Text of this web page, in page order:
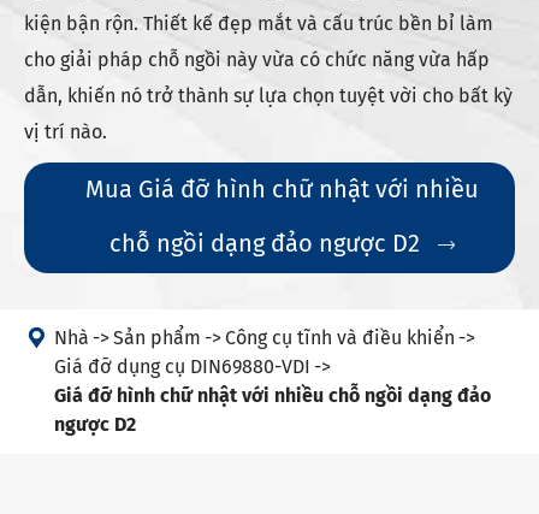
kiện bận rộn. Thiết kế đẹp mắt và cấu trúc bền bỉ làm
cho giải pháp chỗ ngồi này vừa có chức năng vừa hấp
dẫn, khiến nó trở thành sự lựa chọn tuyệt vời cho bất kỳ
vị trí nào.
Mua Giá đỡ hình chữ nhật với nhiều
chỗ ngồi dạng đảo ngược D2

 Nhà Sản phẩm
Công cụ tĩnh và điều khiển
Giá đỡ dụng cụ DIN69880-VDI
Giá đỡ hình chữ nhật với nhiều chỗ ngồi dạng đảo
ngược D2